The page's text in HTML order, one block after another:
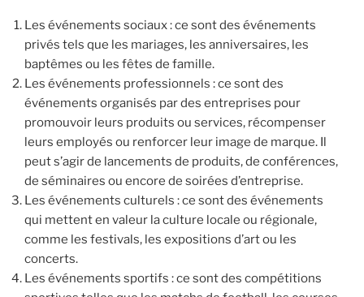
Les événements sociaux : ce sont des événements
privés tels que les mariages, les anniversaires, les
baptêmes ou les fêtes de famille.
Les événements professionnels : ce sont des
événements organisés par des entreprises pour
promouvoir leurs produits ou services, récompenser
leurs employés ou renforcer leur image de marque. Il
peut s’agir de lancements de produits, de conférences,
de séminaires ou encore de soirées d’entreprise.
Les événements culturels : ce sont des événements
qui mettent en valeur la culture locale ou régionale,
comme les festivals, les expositions d’art ou les
concerts.
Les événements sportifs : ce sont des compétitions